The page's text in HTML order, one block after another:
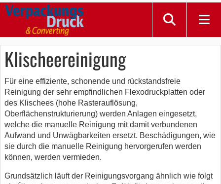
Klischeereinigung
Für eine effiziente, schonende und rückstandsfreie
Reinigung der sehr empfindlichen Flexodruckplatten oder
des Klischees (hohe Rasterauflösung,
Oberflächenstrukturierung) werden Anlagen eingesetzt,
welche die manuelle Reinigung mit damit verbundenen
Aufwand und Unwägbarkeiten ersetzt. Beschädigungen, wie
sie durch die manuelle Reinigung hervorgerufen werden
können, werden vermieden.
Grundsätzlich läuft der Reinigungsvorgang ähnlich wie folgt